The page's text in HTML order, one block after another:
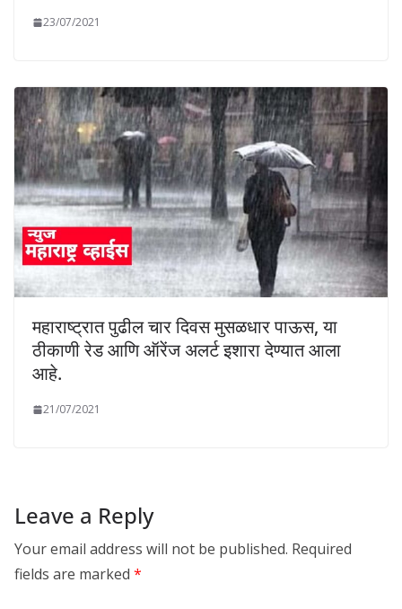
23/07/2021
महाराष्ट्रात पुढील चार दिवस मुसळधार पाऊस, या
ठीकाणी रेड आणि ऑरेंज अलर्ट इशारा देण्यात आला
आहे.
21/07/2021
Leave a Reply
Your email address will not be published. Required
fields are marked *